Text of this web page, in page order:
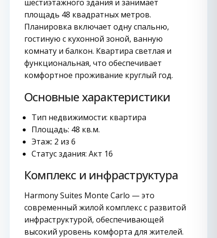
шестиэтажного здания и занимает
площадь 48 квадратных метров.
Планировка включает одну спальню,
гостиную с кухонной зоной, ванную
комнату и балкон. Квартира светлая и
функциональная, что обеспечивает
комфортное проживание круглый год.
Основные характеристики
Тип недвижимости: квартира
Площадь: 48 кв.м.
Этаж: 2 из 6
Статус здания: Акт 16
Комплекс и инфраструктура
Harmony Suites Monte Carlo — это
современный жилой комплекс с развитой
инфраструктурой, обеспечивающей
высокий уровень комфорта для жителей.